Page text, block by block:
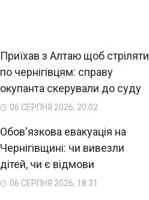
Приїхав з Алтаю щоб стріляти
по чернігівцям: справу
окупанта скерували до суду
06 СЕРПНЯ 2026, 20:02
Обов'язкова евакуація на
Чернігівщині: чи вивезли
дітей, чи є відмови
06 СЕРПНЯ 2026, 18:31